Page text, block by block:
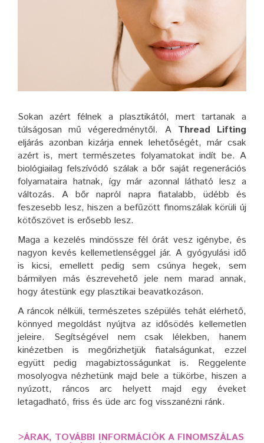
Sokan azért félnek a plasztikától, mert tartanak a
túlságosan mű végeredménytől. A Thread Lifting
eljárás azonban kizárja ennek lehetőségét, már csak
azért is, mert természetes folyamatokat indít be. A
biológiailag felszívódó szálak a bőr saját regenerációs
folyamataira hatnak, így már azonnal látható lesz a
változás. A bőr napról napra fiatalabb, üdébb és
feszesebb lesz, hiszen a befűzött finomszálak körüli új
kötőszövet is erősebb lesz.
Maga a kezelés mindössze fél órát vesz igénybe, és
nagyon kevés kellemetlenséggel jár. A gyógyulási idő
is kicsi, emellett pedig sem csúnya hegek, sem
bármilyen más észrevehető jele nem marad annak,
hogy átestünk egy plasztikai beavatkozáson.
A ráncok nélküli, természetes szépülés tehát elérhető,
könnyed megoldást nyújtva az idősödés kellemetlen
jeleire. Segítségével nem csak lélekben, hanem
kinézetben is megőrizhetjük fiatalságunkat, ezzel
együtt pedig magabiztosságunkat is. Reggelente
mosolyogva nézhetünk majd bele a tükörbe, hiszen a
nyúzott, ráncos arc helyett majd egy éveket
letagadható, friss és üde arc fog visszanézni ránk.
>ÁRAK, TOVÁBBI INFORMÁCIÓK A FINOMSZÁLAS